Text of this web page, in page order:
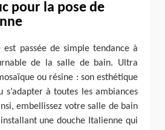
pour la pose de
est passée de simple tendance à
de la salle de bain. Ultra
ou résine : son esthétique
s’adapter à toutes les ambiances
embellissez votre salle de bain
une douche Italienne qui